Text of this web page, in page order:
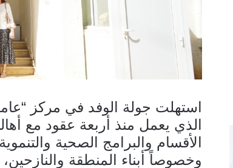
استهلت جولة الوفد في مركز
الذي يعمل منذ أربعة عقود مع
الأقسام والبرامج الصحية
وخصوصاً أبناء المنطقة